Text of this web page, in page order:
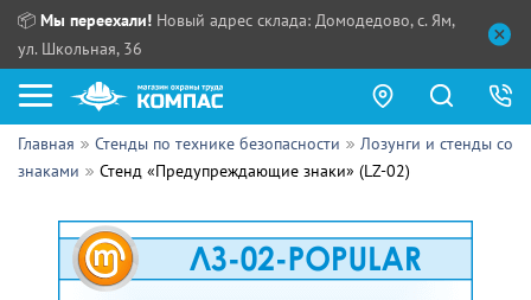
📦 Мы переехали! Новый адрес склада: Домодедово, с. Ям,
ул. Школьная, 36
Как купить?
Сотрудничество
ПН - ЧТ:
Главная Стенды по технике безопасности
Лозунги и стенды со
знаками
Стенд «Предупреждающие знаки» (LZ-02)